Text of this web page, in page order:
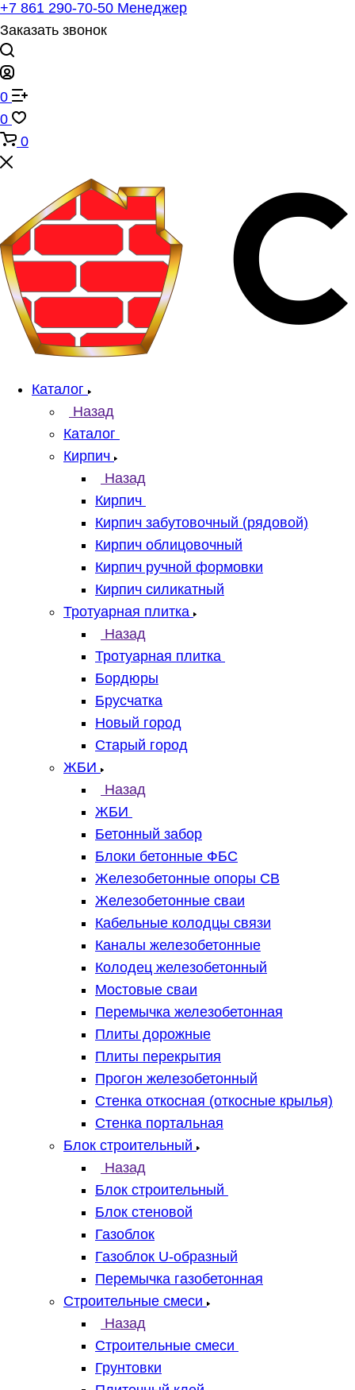
+7 861 290-70-50 Менеджер
Заказать звонок
0
0
0
Каталог
Назад
Каталог
Кирпич
Назад
Кирпич
Кирпич забутовочный (рядовой)
Кирпич облицовочный
Кирпич ручной формовки
Кирпич силикатный
Тротуарная плитка
Назад
Тротуарная плитка
Бордюры
Брусчатка
Новый город
Старый город
ЖБИ
Назад
ЖБИ
Бетонный забор
Блоки бетонные ФБС
Железобетонные опоры СВ
Железобетонные сваи
Кабельные колодцы связи
Каналы железобетонные
Колодец железобетонный
Мостовые сваи
Перемычка железобетонная
Плиты дорожные
Плиты перекрытия
Прогон железобетонный
Стенка откосная (откосные крылья)
Стенка портальная
Блок строительный
Назад
Блок строительный
Блок стеновой
Газоблок
Газоблок U-образный
Перемычка газобетонная
Строительные смеси
Назад
Строительные смеси
Грунтовки